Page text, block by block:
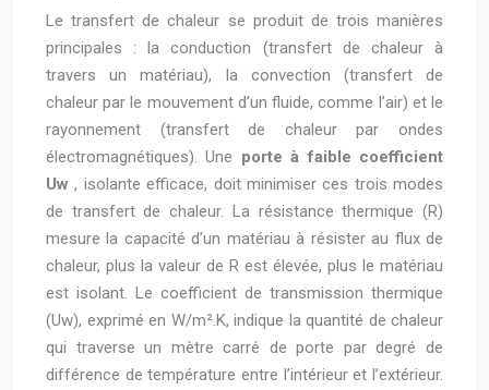
Le transfert de chaleur se produit de trois manières
principales : la conduction (transfert de chaleur à
travers un matériau), la convection (transfert de
chaleur par le mouvement d’un fluide, comme l’air) et le
rayonnement (transfert de chaleur par ondes
électromagnétiques). Une porte à faible coefficient
Uw, isolante efficace, doit minimiser ces trois modes
de transfert de chaleur. La résistance thermique (R)
mesure la capacité d’un matériau à résister au flux de
chaleur, plus la valeur de R est élevée, plus le matériau
est isolant. Le coefficient de transmission thermique
(Uw), exprimé en W/m².K, indique la quantité de chaleur
qui traverse un mètre carré de porte par degré de
différence de température entre l’intérieur et l’extérieur.